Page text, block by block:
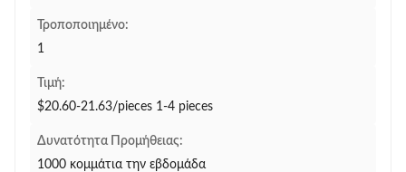
Τροποποιημένο:
1
Τιμή:
$20.60-21.63/pieces 1-4 pieces
Δυνατότητα Προμήθειας:
1000 κομμάτια την εβδομάδα